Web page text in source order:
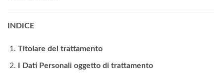
INDICE
Titolare del trattamento
I Dati Personali oggetto di trattamento